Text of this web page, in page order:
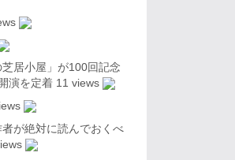
居小屋」が100回記念
演を定着 11 views
が絶対に読んでおくべ